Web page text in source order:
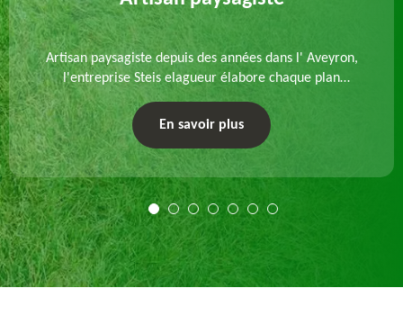
Artisan paysagiste depuis des années dans l' Aveyron,
l'entreprise Steis elagueur élabore chaque plan
d'aménagement paysager et exécute les travaux
afférents. Devis gratuit et sur mesure.
En savoir plus